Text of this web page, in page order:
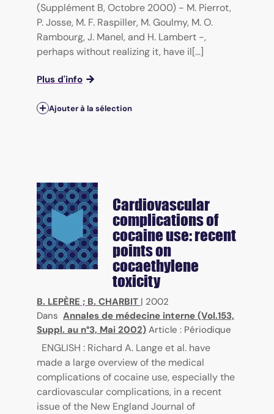
(Supplément B, Octobre 2000) - M. Pierrot,
P. Josse, M. F. Raspiller, M. Goulmy, M. O.
Rambourg, J. Manel, and H. Lambert -,
perhaps without realizing it, have il[...]
Plus d'info
Ajouter à la sélection
Cardiovascular
complications of
cocaine use: recent
points on
cocaethylene
toxicity
B. LEPÈRE ; B. CHARBIT | 2002
Dans Annales de médecine interne (Vol.153,
Suppl. au n°3, Mai 2002) Article : Périodique
ENGLISH : Richard A. Lange et al. have
made a large overview of the medical
complications of cocaine use, especially the
cardiovascular complications, in a recent
issue of the New England Journal of